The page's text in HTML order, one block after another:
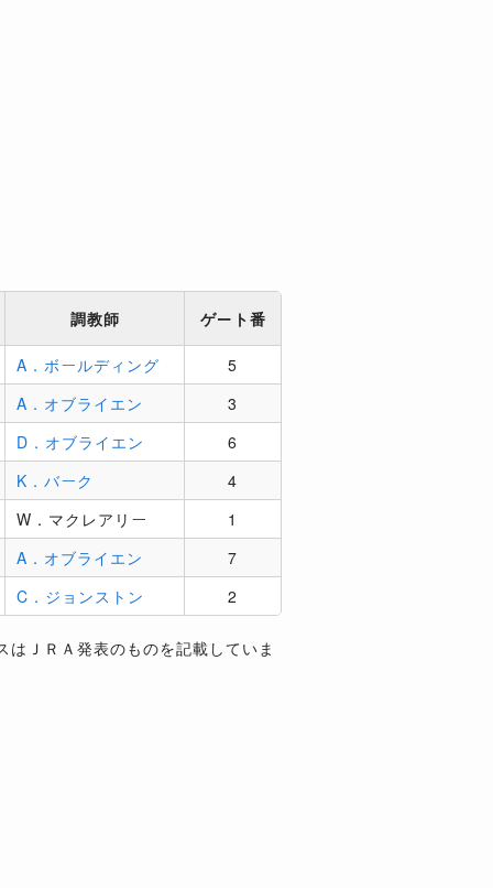
調教師 ゲート番
A．ボールディング
5
A．オブライエン
3
D．オブライエン
6
K．バーク
4
W．マクレアリー
1
A．オブライエン
7
C．ジョンストン
2
ＪＲＡ発表のものを記載していま